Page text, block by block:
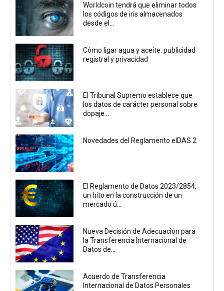
Worldcoin tendrá que eliminar todos
los códigos de iris almacenados
desde el...
Cómo ligar agua y aceite: publicidad
registral y privacidad
El Tribunal Supremo establece que
los datos de carácter personal sobre
dopaje...
Novedades del Reglamento eIDAS 2
El Reglamento de Datos 2023/2854,
un hito en la construcción de un
mercado ú...
Nueva Decisión de Adecuación para
la Transferencia Internacional de
Datos de...
Acuerdo de Transferencia
Internacional de Datos Personales